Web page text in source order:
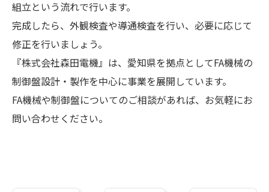
組立という流れで行います。
完成したら、外観検査や導通検査を行い、必要に応じて
修正を行いましょう。
『株式会社森田電機』は、愛知県を拠点としてFA機械の
制御盤設計・製作を中心に事業を展開しています。
FA機械や制御盤についてのご相談があれば、お気軽にお
問い合わせください。